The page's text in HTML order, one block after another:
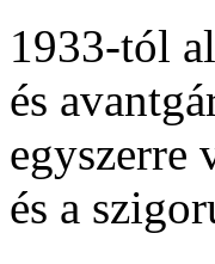
1933-tól
és
egyszerre
és a